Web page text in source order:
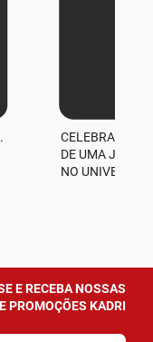
CELEBRAMOS
DE UMA
NO UNIVERSO
E RECEBA NOSSAS
PROMOÇÕES KADRI